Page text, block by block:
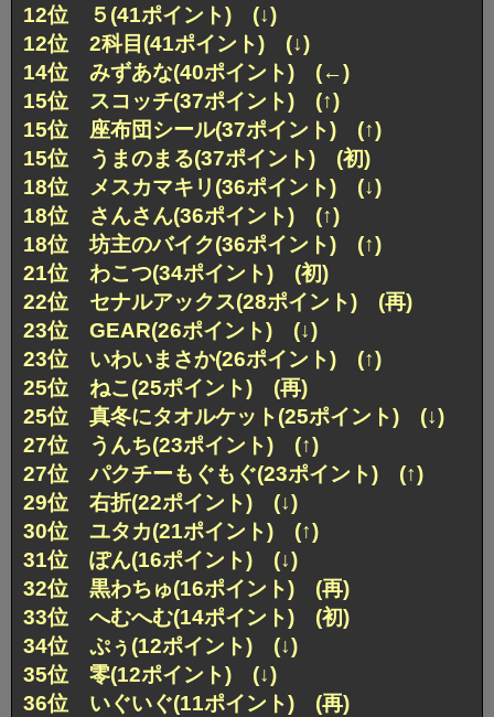
12位 ５(41ポイント) (↓)
12位 2科目(41ポイント) (↓)
14位 みずあな(40ポイント) (←)
15位 スコッチ(37ポイント) (↑)
15位 座布団シール(37ポイント) (↑)
15位 うまのまる(37ポイント) (初)
18位 メスカマキリ(36ポイント) (↓)
18位 さんさん(36ポイント) (↑)
18位 坊主のバイク(36ポイント) (↑)
21位 わこつ(34ポイント) (初)
22位 セナルアックス(28ポイント) (再)
23位 GEAR(26ポイント) (↓)
23位 いわいまさか(26ポイント) (↑)
25位 ねこ(25ポイント) (再)
25位 真冬にタオルケット(25ポイント) (↓)
27位 うんち(23ポイント) (↑)
27位 パクチーもぐもぐ(23ポイント) (↑)
29位 右折(22ポイント) (↓)
30位 ユタカ(21ポイント) (↑)
31位 ぽん(16ポイント) (↓)
32位 黒わちゅ(16ポイント) (再)
33位 へむへむ(14ポイント) (初)
34位 ぷぅ(12ポイント) (↓)
35位 零(12ポイント) (↓)
36位 いぐいぐ(11ポイント) (再)